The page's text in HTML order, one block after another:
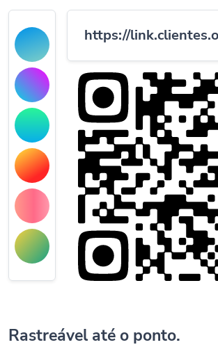
https://
Rastreável até o ponto.